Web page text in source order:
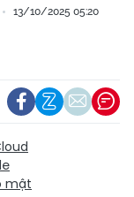
13/10/2025 05:20
mật